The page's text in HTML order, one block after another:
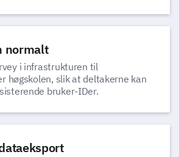
normalt
i infrastrukturen til
høgskolen, slik at deltakerne kan
bruker-IDer.